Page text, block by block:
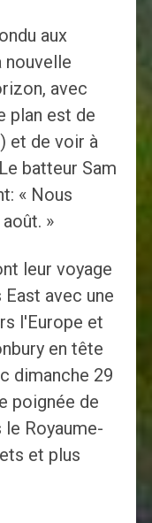
aux
nouvelle
avec
plan est de
et de voir à
batteur Sam
« Nous
»
leur voyage
avec une
l'Europe et
en tête
dimanche 29
poignée de
Royaume-
et plus